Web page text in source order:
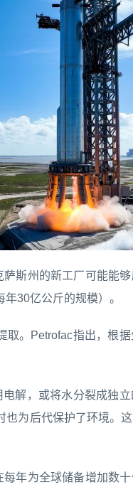
斯州的新工厂可能能
30亿公斤的规模）。
取。Petrofac指出，根
解，或将水分裂成独
也为后代保护了环境。
年为全球储备增加数